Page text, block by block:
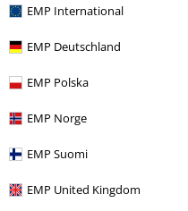
EMP International
EMP Deutschland
EMP Polska
EMP Norge
EMP Suomi
EMP United Kingdom
Qualität
Design
zu eng
Länge